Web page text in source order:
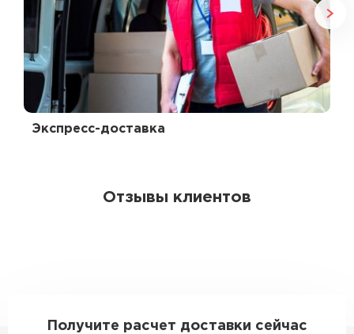
Экспресс-доставка
Отзывы клиентов
Получите расчет доставки сейчас